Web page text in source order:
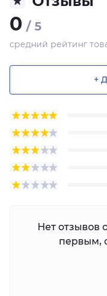
0 / 5
средний рейтинг
+
Нет отзывов
первым,